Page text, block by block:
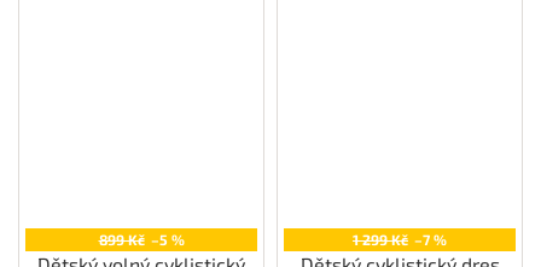
899 Kč –5 % 1 299 Kč –7 %